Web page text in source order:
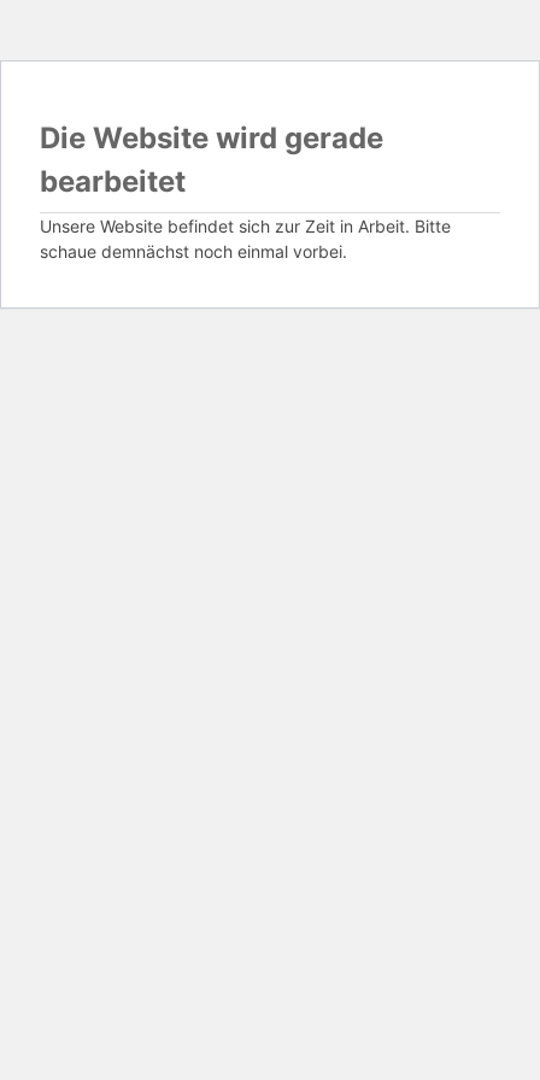
Die Website wird gerade
bearbeitet
Unsere Website befindet sich zur Zeit in Arbeit. Bitte
schaue demnächst noch einmal vorbei.